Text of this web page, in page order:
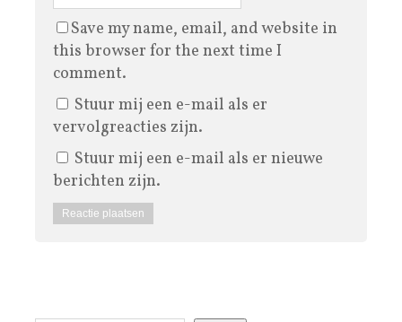
Save my name, email, and website in
this browser for the next time I
comment.
Stuur mij een e-mail als er
vervolgreacties zijn.
Stuur mij een e-mail als er nieuwe
berichten zijn.